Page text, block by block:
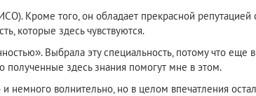
Кроме того, он обладает прекрасной репутацией
которые здесь чувствуются.
Выбрала эту специальность, потому что еще
полученные здесь знания помогут мне в этом.
немного волнительно, но в целом впечатления